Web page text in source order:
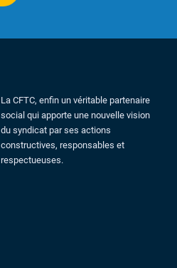
La CFTC, enfin un véritable partenaire
social qui apporte une nouvelle vision
du syndicat par ses actions
constructives, responsables et
respectueuses.